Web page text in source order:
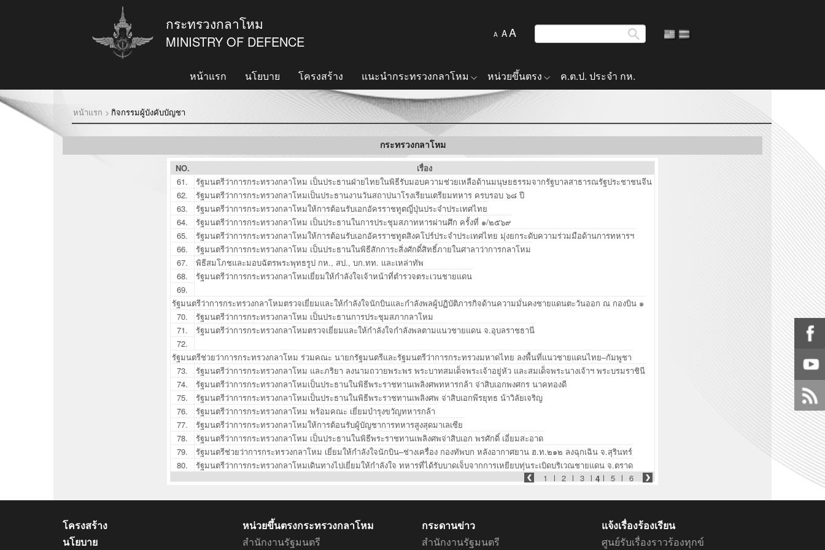
กระทรวงกลาโหม
MINISTRY OF DEFENCE A AA
หน้าแรก นโยบาย โครงสร้าง แนะนำกระทรวงกลาโหม หน่วยขึ้นตรง ค.ต.ป. ประจำ กห.
หน้าแรก > กิจกรรมผู้บังคับบัญชา
กระทรวงกลาโหม
NO.
เรื่อง
61.
รัฐมนตรีว่าการกระทรวงกลาโหม เป็นประธานฝ่ายไทยในพิธีรับมอบความช่วยเหลือด้านมนุษยธรรมจากรัฐบาลสาธารณรัฐประชาชนจีน
62.
รัฐมนตรีว่าการกระทรวงกลาโหมเป็นประธานงานวันสถาปนาโรงเรียนเตรียมทหาร ครบรอบ ๖๘ ปี
63.
รัฐมนตรีว่าการกระทรวงกลาโหมให้การต้อนรับเอกอัครราชทูตญี่ปุ่นประจำประเทศไทย
64.
รัฐมนตรีว่าการกระทรวงกลาโหม เป็นประธานในการประชุมสภาทหารผ่านศึก ครั้งที่ ๑/๒๕๖๙
65.
รัฐมนตรีว่าการกระทรวงกลาโหมให้การต้อนรับเอกอัครราชทูตสิงคโปร์ประจำประเทศไทย มุ่งยกระดับความร่วมมือด้านการทหารฯ
66.
รัฐมนตรีว่าการกระทรวงกลาโหม เป็นประธานในพิธีสักการะสิ่งศักดิ์สิทธิ์ภายในศาลาว่าการกลาโหม
67.
พิธีสมโภชและมอบฉัตรพระพุทธรูป กห., สป., บก.ทท. และเหล่าทัพ
68.
รัฐมนตรีว่าการกระทรวงกลาโหมเยี่ยมให้กำลังใจเจ้าหน้าที่ตำรวจตระเวนชายแดน
69.
รัฐมนตรีว่าการกระทรวงกลาโหมตรวจเยี่ยมและให้กำลังใจนักบินและกำลังพลผู้ปฏิบัติภารกิจด้านความมั่นคงชายแดนตะวันออก ณ กองบิน ๑
70.
รัฐมนตรีว่าการกระทรวงกลาโหม เป็นประธานการประชุมสภากลาโหม
71.
รัฐมนตรีว่าการกระทรวงกลาโหมตรวจเยี่ยมและให้กำลังใจกำลังพลตามแนวชายแดน จ.อุบลราชธานี
72.
รัฐมนตรีช่วยว่าการกระทรวงกลาโหม ร่วมคณะ นายกรัฐมนตรีและรัฐมนตรีว่าการกระทรวงมหาดไทย ลงพื้นที่แนวชายแดนไทย–กัมพูชา
73.
รัฐมนตรีว่าการกระทรวงกลาโหม และภริยา ลงนามถวายพระพร พระบาทสมเด็จพระเจ้าอยู่หัว และสมเด็จพระนางเจ้าฯ พระบรมราชินี
74.
รัฐมนตรีว่าการกระทรวงกลาโหมเป็นประธานในพิธีพระราชทานเพลิงศพทหารกล้า จ่าสิบเอกพงศกร นาคทองดี
75.
รัฐมนตรีว่าการกระทรวงกลาโหมเป็นประธานในพิธีพระราชทานเพลิงศพ จ่าสิบเอกพีรยุทธ น้าวิลัยเจริญ
76.
รัฐมนตรีว่าการกระทรวงกลาโหม พร้อมคณะ เยี่ยมบำรุงขวัญทหารกล้า
77.
รัฐมนตรีว่าการกระทรวงกลาโหมให้การต้อนรับผู้บัญชาการทหารสูงสุดมาเลเซีย
78.
รัฐมนตรีว่าการกระทรวงกลาโหม เป็นประธานในพิธีพระราชทานเพลิงศพจ่าสิบเอก พรศักดิ์ เอี่ยมสะอาด
79.
รัฐมนตรีช่วยว่าการกระทรวงกลาโหม เยี่ยมให้กำลังใจนักบิน–ช่างเครื่อง กองทัพบก หลังอากาศยาน ฮ.ท.๒๑๒ ลงฉุกเฉิน จ.สุรินทร์
80.
รัฐมนตรีว่าการกระทรวงกลาโหมเดินทางไปเยี่ยมให้กำลังใจ ทหารที่ได้รับบาดเจ็บจากการเหยียบทุ่นระเบิดบริเวณชายแดน จ.ตราด
1
l 2 l 3 l 4 l 5 l 6
โครงสร้าง
นโยบาย
หน่วยขึ้นตรงกระทรวงกลาโหม
สำนักงานรัฐมนตรี
กระดานข่าว
สำนักงานรัฐมนตรี
แจ้งเรื่องร้องเรียน
ศูนย์รับเรื่องราวร้องทุกข์